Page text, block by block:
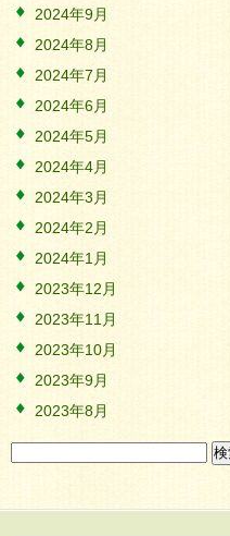
2024年9月
2024年8月
2024年7月
2024年6月
2024年5月
2024年4月
2024年3月
2024年2月
2024年1月
2023年12月
2023年11月
2023年10月
2023年9月
2023年8月
索: